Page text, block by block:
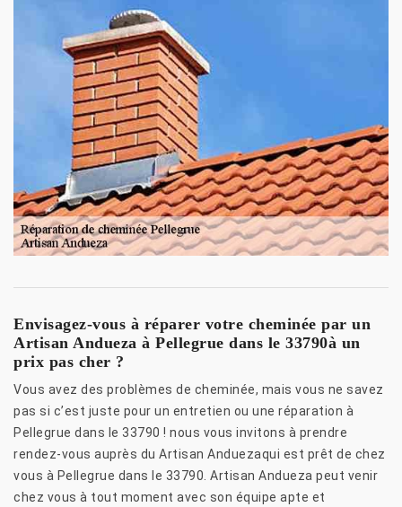
Envisagez-vous à réparer votre cheminée par un
Artisan Andueza à Pellegrue dans le 33790à un
prix pas cher ?
Vous avez des problèmes de cheminée, mais vous ne savez
pas si c’est juste pour un entretien ou une réparation à
Pellegrue dans le 33790 ! nous vous invitons à prendre
rendez-vous auprès du Artisan Anduezaqui est prêt de chez
vous à Pellegrue dans le 33790. Artisan Andueza peut venir
chez vous à tout moment avec son équipe apte et